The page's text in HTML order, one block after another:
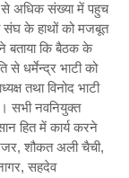
से अधिक संख्या में पहुच
संघ के हाथों को मजबूत
बताया कि बैठक के
से धर्मेन्द्र भाटी को
तथा विनोद भाटी
। सभी नवनियुक्त
हित में कार्य करने
शौकत अली चैची,
सहदेव